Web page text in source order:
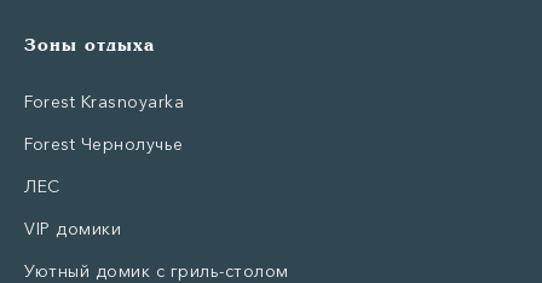
Зоны отдыха
Forest Krasnoyarka
Forest Чернолучье
ЛЕС
VIP домики
Уютный домик с гриль-столом